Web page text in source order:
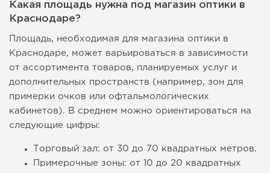
Какая площадь нужна под магазин оптики в
Краснодаре?
Площадь, необходимая для магазина оптики в
Краснодаре, может варьироваться в зависимости
от ассортимента товаров, планируемых услуг и
дополнительных пространств (например, зон для
примерки очков или офтальмологических
кабинетов). В среднем можно ориентироваться на
следующие цифры:
Торговый зал: от 30 до 70 квадратных метров.
Примерочные зоны: от 10 до 20 квадратных